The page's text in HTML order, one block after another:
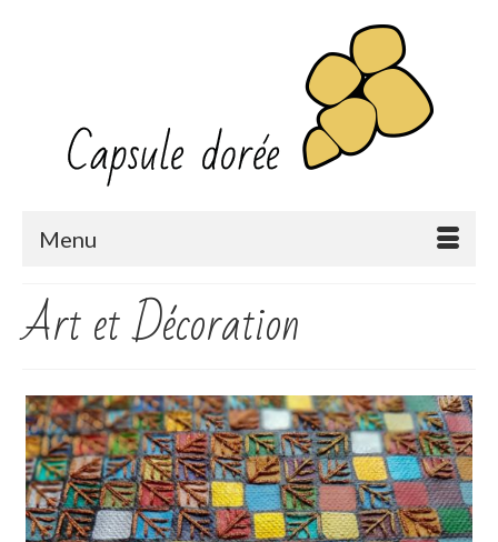
Menu
Art et Décoration